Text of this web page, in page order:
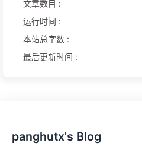
文章数目 :
运行时间 :
本站总字数 :
最后更新时间 :
panghutx's Blog